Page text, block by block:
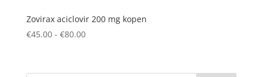
Zovirax aciclovir 200 mg kopen
€45.00 - €80.00Prijsklasse:
€80.00